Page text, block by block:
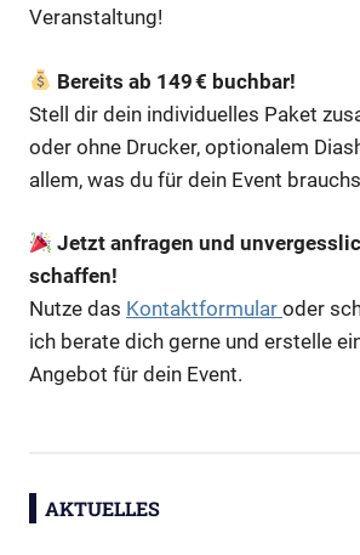
Veranstaltung!
Bereits ab 149 € buchbar!
Stell dir dein individuelles Paket
oder ohne Drucker, optionalem
allem, was du für dein Event
Jetzt anfragen und
schaffen!
Nutze das Kontaktformular oder
ich berate dich gerne und erstelle
Angebot für dein Event.
AKTUELLES